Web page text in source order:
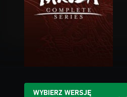
WYBIERZ WERSJĘ